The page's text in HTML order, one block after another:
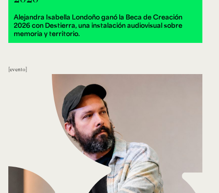
Alejandra Isabella Londoño ganó la Beca de Creación
2026 con Destierra, una instalación audiovisual sobre
memoria y territorio.
evento